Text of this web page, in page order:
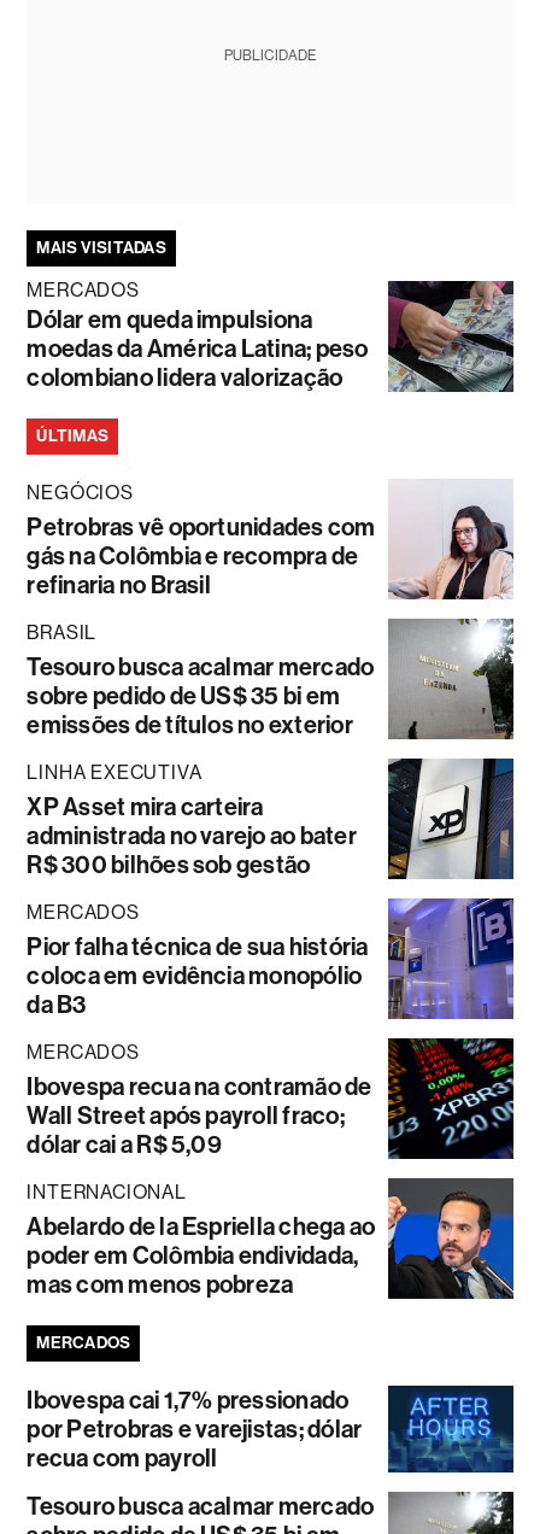
PUBLICIDADE
MAIS VISITADAS
MERCADOS
Dólar em queda impulsiona
moedas da América Latina; peso
colombiano lidera valorização
ÚLTIMAS
NEGÓCIOS
Petrobras vê oportunidades com
gás na Colômbia e recompra de
refinaria no Brasil
BRASIL
Tesouro busca acalmar mercado
sobre pedido de US$ 35 bi em
emissões de títulos no exterior
LINHA EXECUTIVA
XP Asset mira carteira
administrada no varejo ao bater
R$ 300 bilhões sob gestão
MERCADOS
Pior falha técnica de sua história
coloca em evidência monopólio
da B3
MERCADOS
Ibovespa recua na contramão de
Wall Street após payroll fraco;
dólar cai a R$ 5,09
INTERNACIONAL
Abelardo de la Espriella chega ao
poder em Colômbia endividada,
mas com menos pobreza
MERCADOS
Ibovespa cai 1,7% pressionado
por Petrobras e varejistas; dólar
recua com payroll
Tesouro busca acalmar mercado